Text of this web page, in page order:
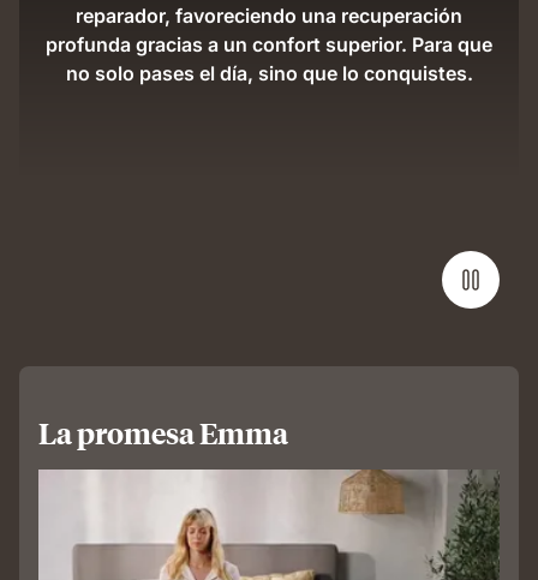
reparador, favoreciendo una recuperación
profunda gracias a un confort superior. Para que
no solo pases el día, sino que lo conquistes.
La promesa Emma